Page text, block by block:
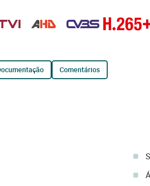
documentação comentários